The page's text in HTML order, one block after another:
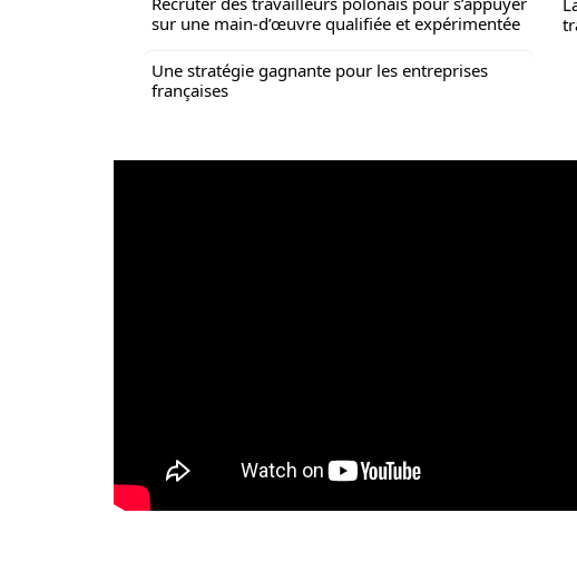
sur une main-d’œuvre qualifiée et expérimentée
Une stratégie gagnante pour les entreprises
françaises